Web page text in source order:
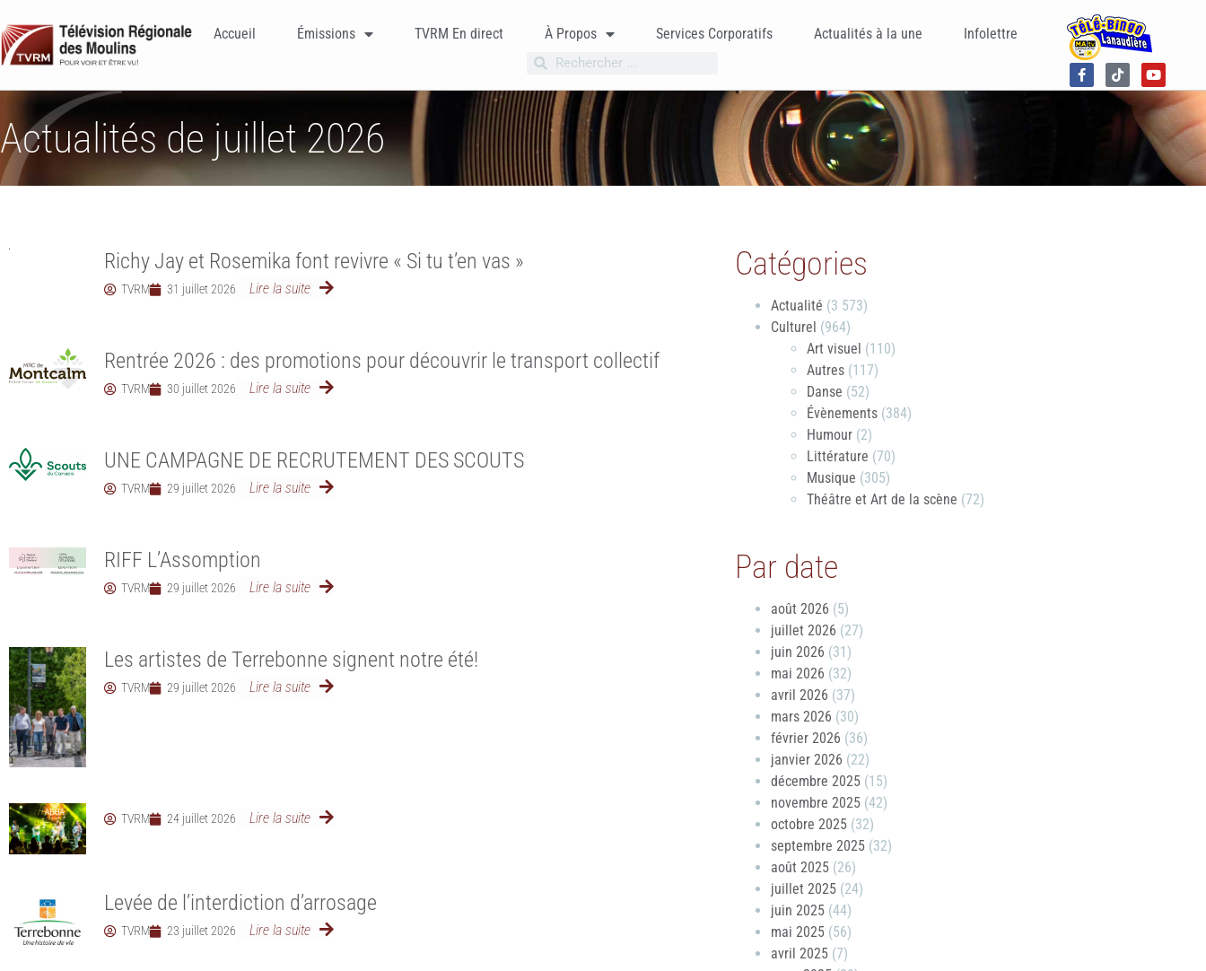
Accueil Émissions TVRM En direct À Propos Services Corporatifs Actualités à la une Infolettre
Actualités de juillet 2026
Richy Jay et Rosemika font revivre « Si tu t’en vas »
TVRM 31 juillet 2026 Lire la suite
Rentrée 2026 : des promotions pour découvrir le transport collectif
TVRM 30 juillet 2026 Lire la suite
UNE CAMPAGNE DE RECRUTEMENT DES SCOUTS
TVRM 29 juillet 2026 Lire la suite
RIFF L’Assomption
TVRM 29 juillet 2026 Lire la suite
Les artistes de Terrebonne signent notre été!
TVRM 29 juillet 2026 Lire la suite
TVRM 24 juillet 2026 Lire la suite
Levée de l’interdiction d’arrosage
TVRM 23 juillet 2026 Lire la suite
Catégories
Actualité (3 573)
Culturel (964)
Art visuel (110)
Autres(117)
Danse (52)
Évènements(384)
Humour(2)
Littérature (70)
Musique (305)
Théâtre et Art de la scène (72)
Par date
août 2026 (5)
juillet 2026 (27)
juin 2026 (31)
mai 2026 (32)
avril 2026 (37)
mars 2026 (30)
février 2026 (36)
janvier 2026 (22)
décembre 2025(15)
novembre 2025(42)
octobre 2025(32)
septembre 2025(32)
août 2025(26)
juillet 2025(24)
juin 2025(44)
mai 2025(56)
avril 2025(7)